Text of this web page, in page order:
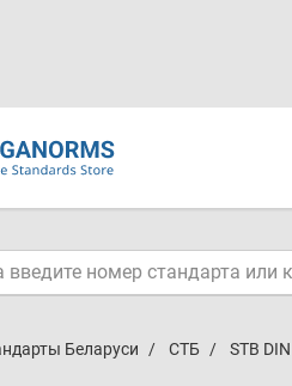
Беларуси СТБ STB